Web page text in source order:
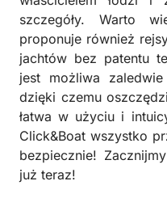
szczegóły. Warto
proponuje również
jachtów bez patentu
jest możliwa
dzięki czemu
łatwa w użyciu i
Click&Boat wszystko
bezpiecznie!
już teraz!